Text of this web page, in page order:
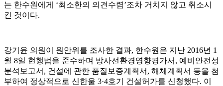
는 한수원에게 ‘최소한의 의견수렴’조차 거치지 않고 취소시
킨 것이다.
강기윤 의원이 원안위를 조사한 결과, 한수원은 지난 2016년 1
월 8일 현행법을 준수하며 방사선환경영향평가서, 예비안전성
분석보고서, 건설에 관한 품질보증계획서, 해체계획서 등을 첨
부하여 정상적으로 신한울 3·4호기 건설허가를 신청했다. 이